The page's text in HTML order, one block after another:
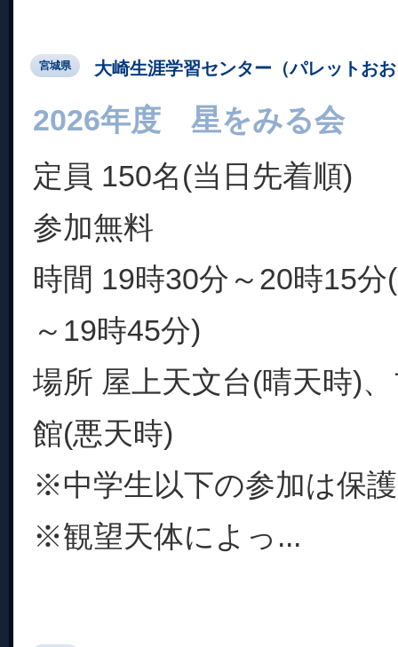
宮城県 大崎生涯学習センター（パレットお
2026年度 星をみる会
定員 150名(当日先着順)
参加無料
時間 19時30分～20時15
～19時45分)
場所 屋上天文台(晴天時)
館(悪天時)
※中学生以下の参加は保
※観望天体によっ...